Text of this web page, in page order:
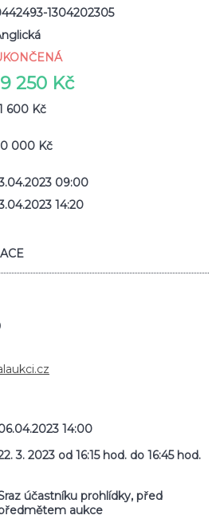
1304202305
250 Kč
600 Kč
000 Kč
09:00
14:20
14:00
3. 2023 od 16:15 hod. do 16:45 hod.
účastníku prohlídky, před
aukce